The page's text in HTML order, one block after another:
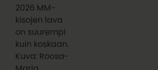
2026 MM-
kisojen lava
on suurempi
kuin koskaan.
Kuva: Roosa-
Maria